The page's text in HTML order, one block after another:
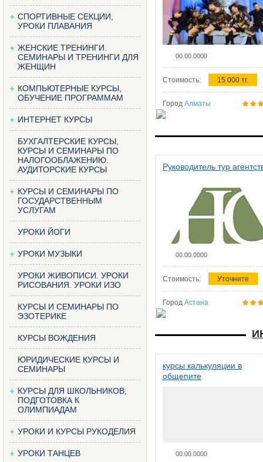
СПОРТИВНЫЕ СЕКЦИИ,
УРОКИ ПЛАВАНИЯ
ЖЕНСКИЕ ТРЕНИНГИ.
СЕМИНАРЫ И ТРЕНИНГИ ДЛЯ
ЖЕНЩИН
КОМПЬЮТЕРНЫЕ КУРСЫ,
ОБУЧЕНИЕ ПРОГРАММАМ
ИНТЕРНЕТ КУРСЫ
БУХГАЛТЕРСКИЕ КУРСЫ,
КУРСЫ И СЕМИНАРЫ ПО
НАЛОГООБЛАЖЕНИЮ.
АУДИТОРСКИЕ КУРСЫ
КУРСЫ И СЕМИНАРЫ ПО
ГОСУДАРСТВЕННЫМ
УСЛУГАМ
УРОКИ ЙОГИ
УРОКИ МУЗЫКИ
УРОКИ ЖИВОПИСИ. УРОКИ
РИСОВАНИЯ. УРОКИ ИЗО
КУРСЫ И СЕМИНАРЫ ПО
ЭЗОТЕРИКЕ
КУРСЫ ВОЖДЕНИЯ
ЮРИДИЧЕСКИЕ КУРСЫ И
СЕМИНАРЫ
КУРСЫ ДЛЯ ШКОЛЬНИКОВ,
ПОДГОТОВКА К
ОЛИМПИАДАМ
УРОКИ И КУРСЫ РУКОДЕЛИЯ
УРОКИ ТАНЦЕВ
00.00.0000
Стоимость: 15 000 тг.
Город Алматы
Руководитель тур
00.00.0000
Стоимость: Уточните
Город Астана
курсы калькуляции в
общепите
00.00.0000